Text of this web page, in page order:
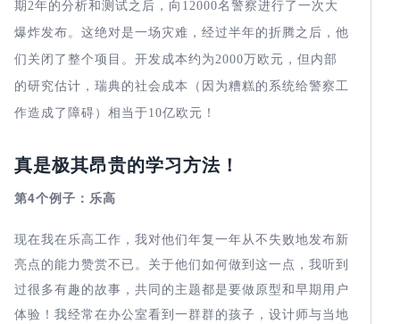
期2年的分析和测试之后，向 12000名警察进行了一次大
爆炸发布。这绝对是一场灾难，经过半年的折腾之后，他
们关闭了整个项目。开发成本约为2000万欧元，但内部
的研究估计，瑞典的社会成本（因为糟糕的系统给警察工
作造成了障碍）相当于10亿欧元！
真是极其昂贵的学习方法！
第4个例子：乐高
现在我在乐高工作，我对他们年复一年从不失败地发布新
亮点的能力赞赏不已。关于他们如何做到这一点，我听到
过很多有趣的故事，共同的主题都是要做原型和早期用户
体验！我经常在办公室看到一群群的孩子，设计师与当地